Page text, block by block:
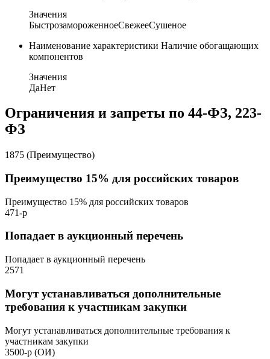
Значения
БыстрозамороженноеСвежееСушеное
Наименование характеристики Наличие обогащающих
компонентов
Значения
ДаНет
Ограничения и запреты по 44-ФЗ, 223-
ФЗ
1875 (Преимущество)
Преимущество 15% для российских товаров
Преимущество 15% для российских товаров
471-р
Попадает в аукционный перечень
Попадает в аукционный перечень
2571
Могут устанавливаться дополнительные
требования к участникам закупки
Могут устанавливаться дополнительные требования к
участникам закупки
3500-р (ОИ)